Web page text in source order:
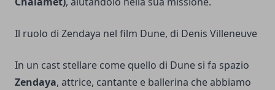
Il ruolo di Zendaya nel film Dune, di Denis Villeneuve
In un cast stellare come quello di Dune si fa spazio
Zendaya, attrice, cantante e ballerina che abbiamo